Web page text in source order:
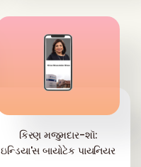
કિરણ મજુમદાર-શૉ:
ઇન્ડિયા'સ બાયોટેક પાયનિયર